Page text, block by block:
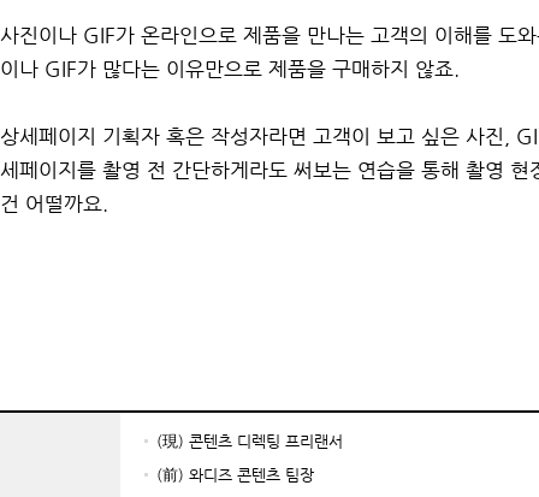
사진이나 GIF가 온라인으로 제품을 만나는 고객의 이해를 도
이나 GIF가 많다는 이유만으로 제품을 구매하지 않죠.
상세페이지 기획자 혹은 작성자라면 고객이 보고 싶은 사진,
세페이지를 촬영 전 간단하게라도 써보는 연습을 통해 촬영
건 어떨까요.
(現) 콘텐츠 디렉팅 프리랜서
(前) 와디즈 콘텐츠 팀장